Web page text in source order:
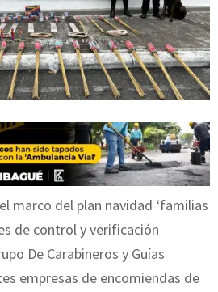
marco del plan navidad ‘familias
de control y verificación
De Carabineros y Guías
empresas de encomiendas de